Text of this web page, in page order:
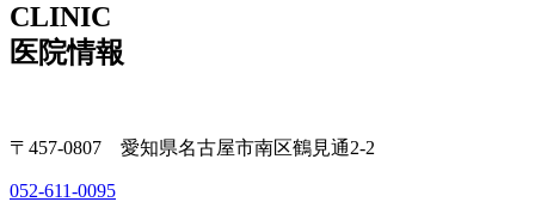
CLINIC
医院情報
〒457-0807 愛知県名古屋市南区鶴見通2-2
052-611-0095